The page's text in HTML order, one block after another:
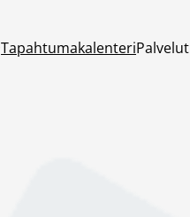
TapahtumakalenteriPalvelut